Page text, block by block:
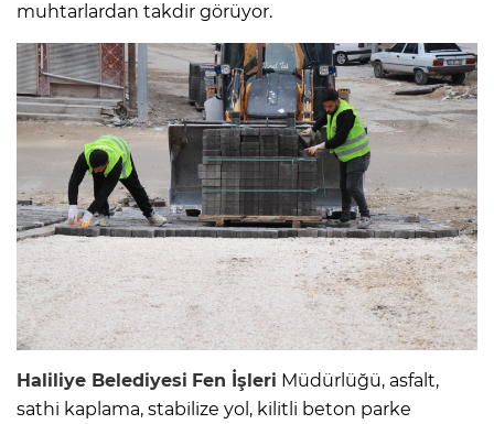
muhtarlardan takdir görüyor.
Haliliye Belediyesi Fen İşleri Müdürlüğü, asfalt,
sathi kaplama, stabilize yol, kilitli beton parke